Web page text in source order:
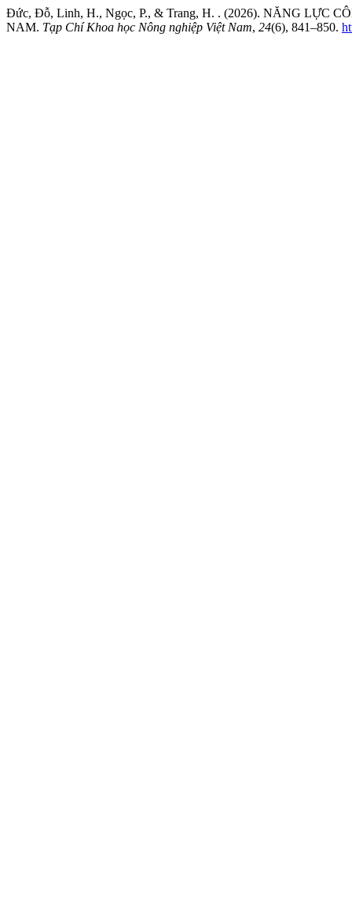
Đức, Đỗ, Linh, H., Ngọc, P., & Trang, H. . (2026). NĂNG LỰC
NAM. Tạp Chí Khoa học Nông nghiệp Việt Nam, 24(6), 841–850.